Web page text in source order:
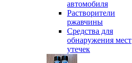
автомобиля
Растворители
ржавчины
Средства для
обнаружения мест
утечек